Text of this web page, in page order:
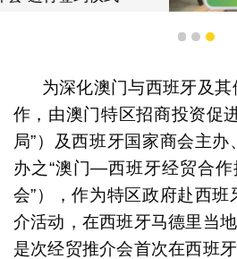
“澳门—西班牙经贸合作推介会
1 2 3
为深化澳门与西班牙及
作，由澳门特区招商投资促
局”）及西班牙国家商会主
办之“澳门—西班牙经贸合作
会”），作为特区政府赴西
介活动，在西班牙马德里当
是次经贸推介会首次在西班